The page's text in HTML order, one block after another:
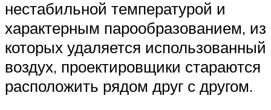
нестабильной температурой и
характерным парообразованием, из
которых удаляется использованный
воздух, проектировщики стараются
расположить рядом друг с другом.